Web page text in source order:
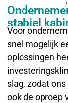
stabiel
Voor
snel mogelijk
oplossingen
slag, zodat
ook de oproep